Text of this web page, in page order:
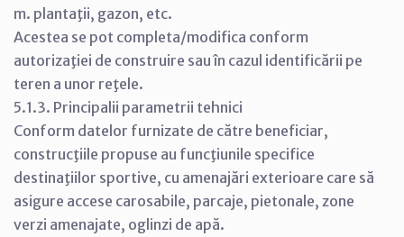
m. plantaţii, gazon, etc.
Acestea se pot completa/modifica conform
autorizaţiei de construire sau în cazul identificării pe
teren a unor reţele.
5.1.3. Principalii parametrii tehnici
Conform datelor furnizate de către beneficiar,
construcţiile propuse au funcţiunile specifice
destinaţiilor sportive, cu amenajări exterioare care să
asigure accese carosabile, parcaje, pietonale, zone
verzi amenajate, oglinzi de apă.